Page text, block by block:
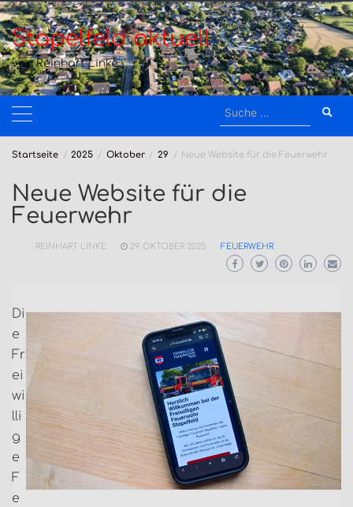
Zum
Inhalt
springen
Stapelfeld aktuell
von Reinhart Linke
Suche
nach:
Startseite 2025 Oktober 29 Neue Website für die Feuerwehr
Neue Website für die
Feuerwehr
REINHART LINKE 29. OKTOBER 2025 FEUERWEHR
Di
e
Fr
ei
wi
lli
g
e
F
e